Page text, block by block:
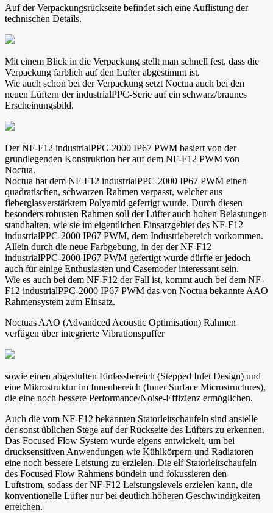
Auf der Verpackungsrückseite befindet sich eine Auflistung der
technischen Details.
Mit einem Blick in die Verpackung stellt man schnell fest, dass die
Verpackung farblich auf den Lüfter abgestimmt ist.
Wie auch schon bei der Verpackung setzt Noctua auch bei den
neuen Lüftern der industrialPPC-Serie auf ein schwarz/braunes
Erscheinungsbild.
Der NF-F12 industrialPPC-2000 IP67 PWM basiert von der
grundlegenden Konstruktion her auf dem NF-F12 PWM von
Noctua.
Noctua hat dem NF-F12 industrialPPC-2000 IP67 PWM einen
quadratischen, schwarzen Rahmen verpasst, welcher aus
fieberglasverstärktem Polyamid gefertigt wurde. Durch diesen
besonders robusten Rahmen soll der Lüfter auch hohen Belastungen
standhalten, wie sie im eigentlichen Einsatzgebiet des NF-F12
industrialPPC-2000 IP67 PWM, dem Industriebereich vorkommen.
Allein durch die neue Farbgebung, in der der NF-F12
industrialPPC-2000 IP67 PWM gefertigt wurde dürfte er jedoch
auch für einige Enthusiasten und Casemoder interessant sein.
Wie es auch bei dem NF-F12 der Fall ist, kommt auch bei dem NF-
F12 industrialPPC-2000 IP67 PWM das von Noctua bekannte AAO
Rahmensystem zum Einsatz.
Noctuas AAO (Advandced Acoustic Optimisation) Rahmen
verfügen über integrierte Vibrationspuffer
sowie einen abgestuften Einlassbereich (Stepped Inlet Design) und
eine Mikrostruktur im Innenbereich (Inner Surface Microstructures),
die eine noch bessere Performance/Noise-Effizienz ermöglichen.
Auch die vom NF-F12 bekannten Statorleitschaufeln sind anstelle
der sonst üblichen Stege auf der Rückseite des Lüfters zu erkennen.
Das Focused Flow System wurde eigens entwickelt, um bei
drucksensitiven Anwendungen wie Kühlkörpern und Radiatoren
eine noch bessere Leistung zu erzielen. Die elf Statorleitschaufeln
des Focused Flow Rahmens bündeln und fokussieren den
Luftstrom, sodass der NF-F12 Leistungslevels erzielen kann, die
konventionelle Lüfter nur bei deutlich höheren Geschwindigkeiten
erreichen.